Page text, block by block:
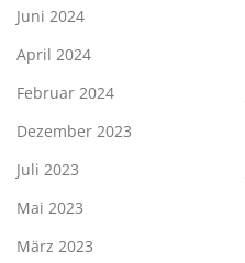
Juni 2024
April 2024
Februar 2024
Dezember 2023
Juli 2023
Mai 2023
März 2023